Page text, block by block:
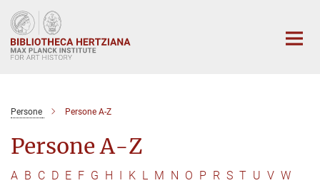
Main-
Content
Persone Persone A-Z
Persone A-Z
A B C D E F G H I K L M N O P R S T U V W